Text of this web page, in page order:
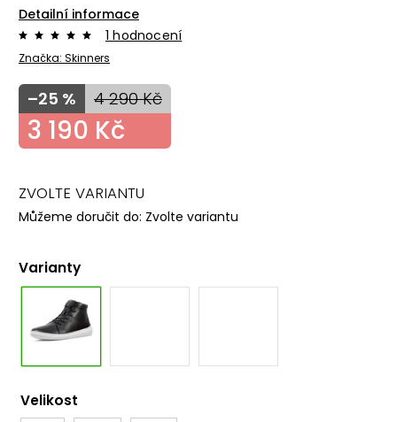
Detailní informace
Značka: Skinners
1 hodnocení
Varianty
4 290 Kč
–25 %
3 190 Kč
ZVOLTE VARIANTU
Můžeme doručit do: Zvolte variantu
Velikost